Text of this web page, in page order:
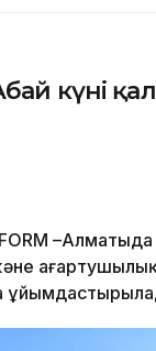
күні
–Алматыда